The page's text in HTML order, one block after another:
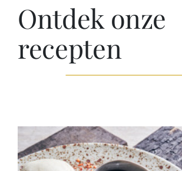
Ontdek onze
recepten